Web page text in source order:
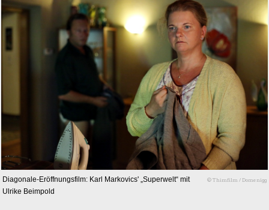
Diagonale-Eröffnungsfilm: Karl Markovics' „Superwelt“ mit
Ulrike Beimpold
© Thimfilm / Domenigg